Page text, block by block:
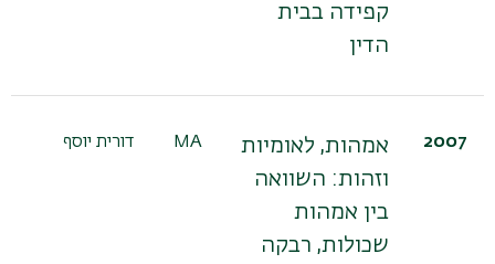
קפידה בבית
הדין
2007
אמהות, לאומיות
וזהות: השוואה
בין אמהות
שכולות, רבקה
MA דורית יוסף